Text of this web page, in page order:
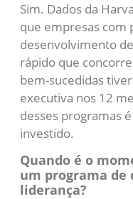
Sim. Dados da
que empresas com
desenvolvimento
rápido que
bem-sucedidas
executiva nos 12
desses programas
investido.
Quando é o
um programa de
liderança?